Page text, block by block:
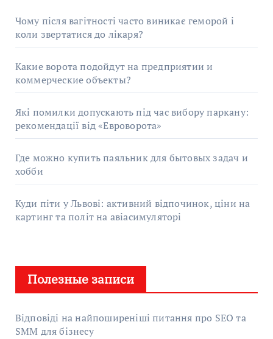
Чому після вагітності часто виникає геморой і
коли звертатися до лікаря?
Какие ворота подойдут на предприятии и
коммерческие объекты?
Які помилки допускають під час вибору паркану:
рекомендації від «Евроворота»
Где можно купить паяльник для бытовых задач и
хобби
Куди піти у Львові: активний відпочинок, ціни на
картинг та політ на авіасимуляторі
Полезные записи
Відповіді на найпоширеніші питання про SEO та
SMM для бізнесу